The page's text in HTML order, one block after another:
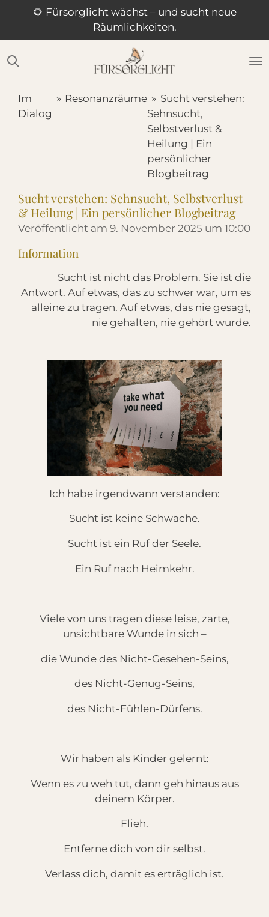
springen
🌻 Fürsorglicht wächst – und sucht neue
Räumlichkeiten.
Im
Dialog
» Resonanzräume » Sucht verstehen:
Sehnsucht,
Selbstverlust &
Heilung | Ein
persönlicher
Blogbeitrag
Sucht verstehen: Sehnsucht, Selbstverlust
& Heilung | Ein persönlicher Blogbeitrag
Veröffentlicht am 9. November 2025 um 10:00
Information
Sucht ist nicht das Problem. Sie ist die
Antwort. Auf etwas, das zu schwer war, um es
alleine zu tragen. Auf etwas, das nie gesagt,
nie gehalten, nie gehört wurde.
Ich habe irgendwann verstanden:
Sucht ist keine Schwäche.
Sucht ist ein Ruf der Seele.
Ein Ruf nach Heimkehr.
Viele von uns tragen diese leise, zarte,
unsichtbare Wunde in sich –
die Wunde des Nicht-Gesehen-Seins,
des Nicht-Genug-Seins,
des Nicht-Fühlen-Dürfens.
Wir haben als Kinder gelernt:
Wenn es zu weh tut, dann geh hinaus aus
deinem Körper.
Flieh.
Entferne dich von dir selbst.
Verlass dich, damit es erträglich ist.